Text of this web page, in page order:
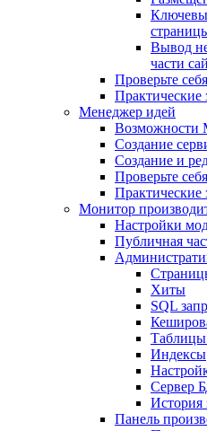
Вывод
части
Проверьте себя
Практические
Менеджер идей
Возможности
Создание
Создание и
Проверьте себя
Практические
Монитор
Настройки
Публичная
Хиты
SQL
Таблицы
Индексы
Сервер
История
Панель